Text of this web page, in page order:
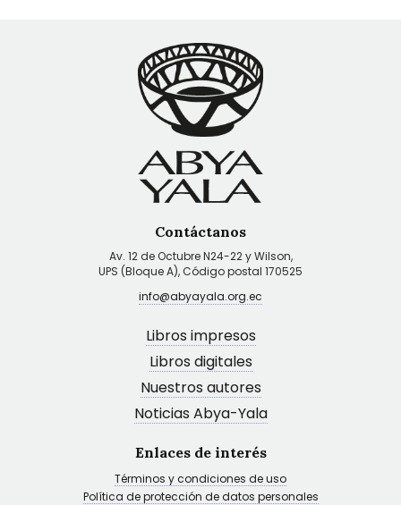
Contáctanos
Av. 12 de Octubre N24-22 y Wilson,
UPS (Bloque A), Código postal 170525
info@abyayala.org.ec
Libros impresos
Libros digitales
Nuestros autores
Noticias Abya-Yala
Enlaces de interés
Términos y condiciones de uso
Política de protección de datos personales